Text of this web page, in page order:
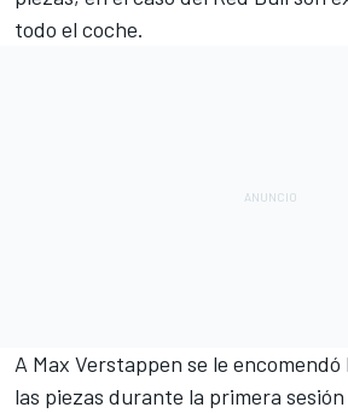
todo el coche.
A Max Verstappen se le
las piezas durante la primera